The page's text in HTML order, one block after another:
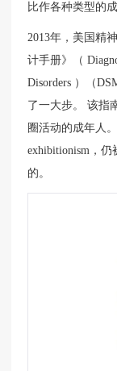
比作各种类型的
2013年，美国精
计手册》（
Disorders ）（
了一大步。 该指
圈活动的成年人
exhibitionism，仍
的。